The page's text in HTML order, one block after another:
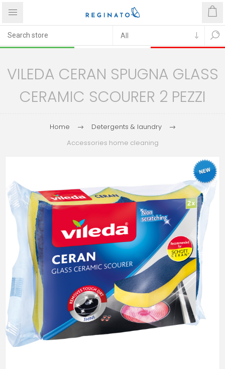
VILEDA CERAN SPUGNA GLASS
CERAMIC SCOURER 2 PEZZI
Home
Detergents & laundry
Accessories home cleaning